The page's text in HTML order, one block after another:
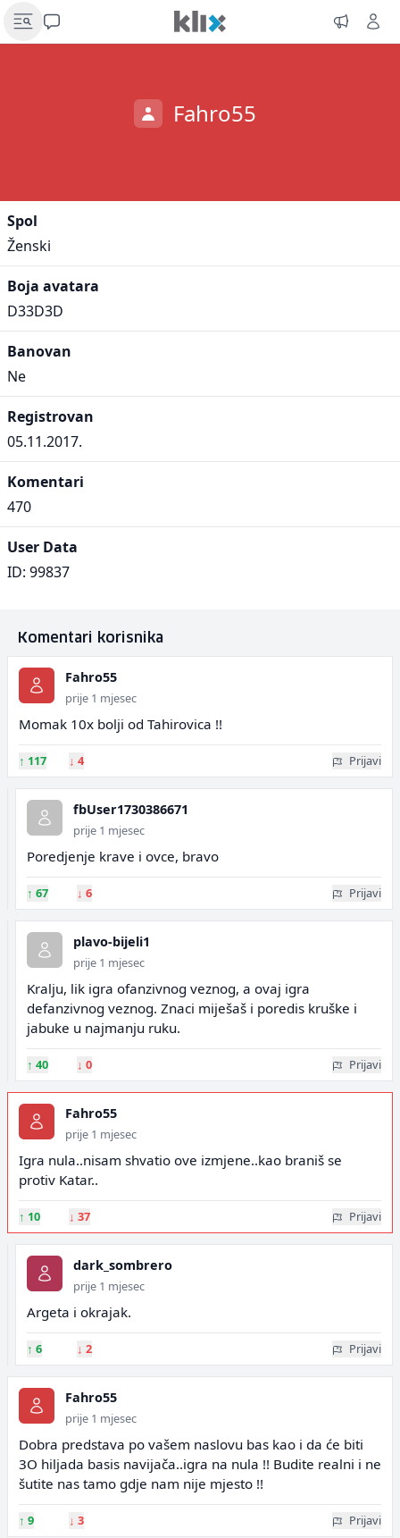
Fahro55
Spol
Ženski
Boja avatara
D33D3D
Banovan
Ne
Registrovan
05.11.2017.
Komentari
470
User Data
ID: 99837
Komentari korisnika
Fahro55
prije 1 mjesec
Momak 10x bolji od Tahirovica !!
↑ 117 ↓ 4 Prijavi
fbUser1730386671
prije 1 mjesec
Poredjenje krave i ovce, bravo
↑ 67 ↓ 6 Prijavi
plavo-bijeli1
prije 1 mjesec
Kralju, lik igra ofanzivnog veznog, a ovaj igra
defanzivnog veznog. Znaci miješaš i poredis kruške i
jabuke u najmanju ruku.
↑ 40 ↓ 0 Prijavi
Fahro55
prije 1 mjesec
Igra nula..nisam shvatio ove izmjene..kao braniš se
protiv Katar..
↑ 10 ↓ 37 Prijavi
dark_sombrero
prije 1 mjesec
Argeta i okrajak.
↑ 6 ↓ 2 Prijavi
Fahro55
prije 1 mjesec
Dobra predstava po vašem naslovu bas kao i da će biti
3O hiljada basis navijača..igra na nula !! Budite realni i ne
šutite nas tamo gdje nam nije mjesto !!
↑ 9 ↓ 3 Prijavi